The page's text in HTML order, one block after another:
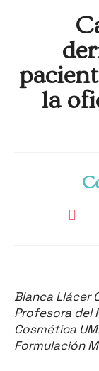
la
Blanca Llácer
Profesora del
Cosmética
Formulación